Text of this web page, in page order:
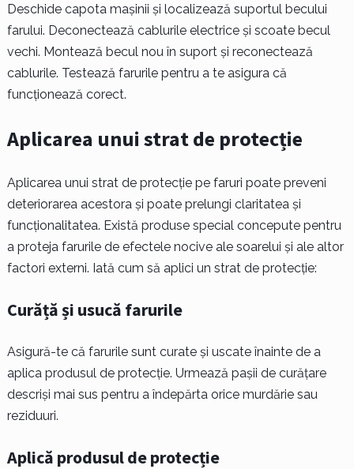
Deschide capota mașinii și localizează suportul becului
farului. Deconectează cablurile electrice și scoate becul
vechi. Montează becul nou în suport și reconectează
cablurile. Testează farurile pentru a te asigura că
funcționează corect.
Aplicarea unui strat de protecție
Aplicarea unui strat de protecție pe faruri poate preveni
deteriorarea acestora și poate prelungi claritatea și
funcționalitatea. Există produse special concepute pentru
a proteja farurile de efectele nocive ale soarelui și ale altor
factori externi. Iată cum să aplici un strat de protecție:
Curăță și usucă farurile
Asigură-te că farurile sunt curate și uscate înainte de a
aplica produsul de protecție. Urmează pașii de curățare
descriși mai sus pentru a îndepărta orice murdărie sau
reziduuri.
Aplică produsul de protecție